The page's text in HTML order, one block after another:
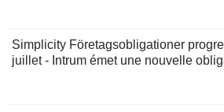
Simplicity Företagsobligationer
juillet - Intrum émet une nouvelle